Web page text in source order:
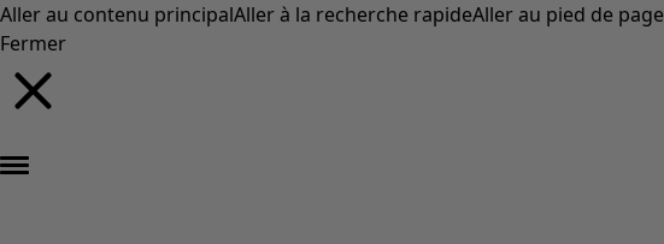
Aller au contenu principalAller à la recherche rapideAller au pied de page
Fermer